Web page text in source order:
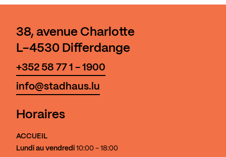
38, avenue Charlotte
L-4530 Differdange
+352 58 77 1 - 1900
info@stadhaus.lu
Horaires
ACCUEIL
Lundi au vendredi 10:00 - 18:00